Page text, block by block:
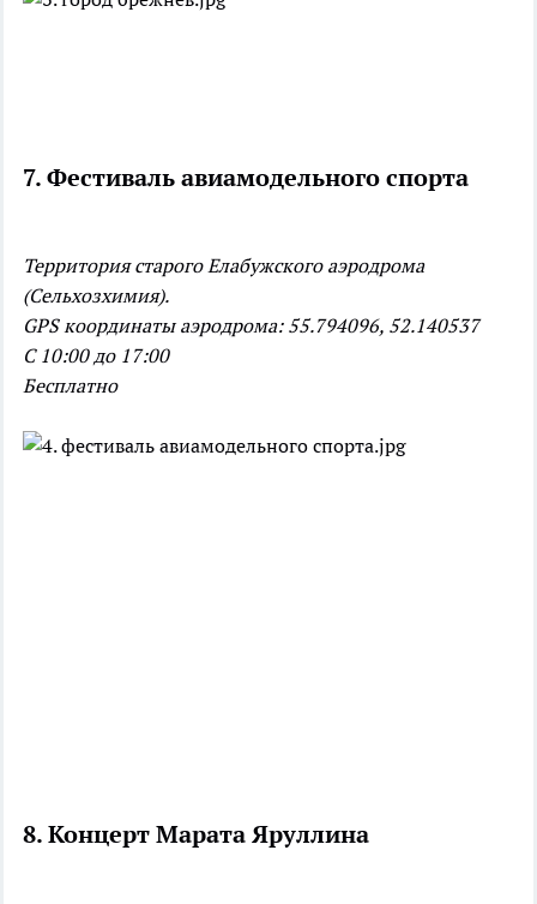
7. Фестиваль авиамодельного спорта
Территория старого Елабужского аэродрома
(Сельхозхимия).
GPS координаты аэродрома: 55.794096, 52.140537
С 10:00 до 17:00
Бесплатно
8. Концерт Марата Яруллина